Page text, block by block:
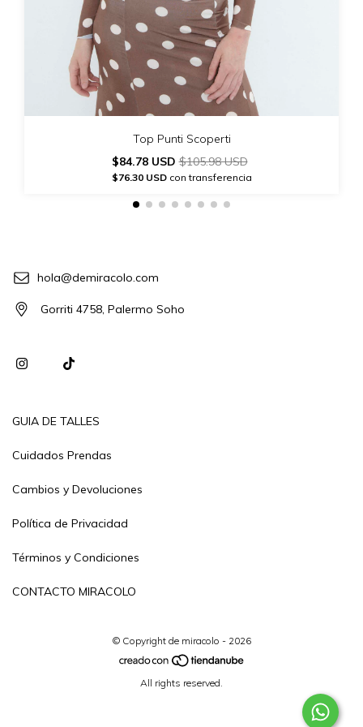
Top Punti Scoperti
$84.78 USD$105.98 USD
$76.30 USDcon transferencia
hola@demiracolo.com
Gorriti 4758, Palermo Soho
GUIA DE TALLES
Cuidados Prendas
Cambios y Devoluciones
Política de Privacidad
Términos y Condiciones
CONTACTO MIRACOLO
© Copyright de miracolo - 2026
All rights reserved.